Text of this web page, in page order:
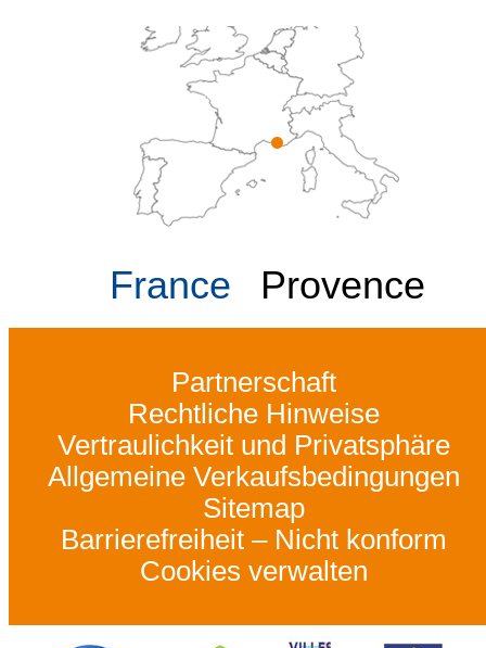
France Provence
Partnerschaft
Rechtliche Hinweise
Vertraulichkeit und Privatsphäre
Allgemeine Verkaufsbedingungen
Sitemap
Barrierefreiheit – Nicht konform
Cookies verwalten